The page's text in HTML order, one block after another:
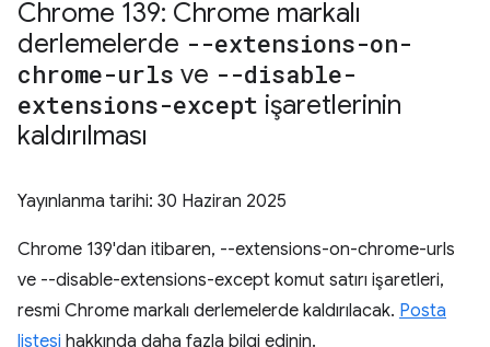
Chrome 139: Chrome markalı
derlemelerde --extensions-on-
chrome-urls ve --disable-
extensions-except işaretlerinin
kaldırılması
Yayınlanma tarihi: 30 Haziran 2025
Chrome 139'dan itibaren, --extensions-on-chrome-urls
ve --disable-extensions-except komut satırı işaretleri,
resmi Chrome markalı derlemelerde kaldırılacak. Posta
listesi hakkında daha fazla bilgi edinin.